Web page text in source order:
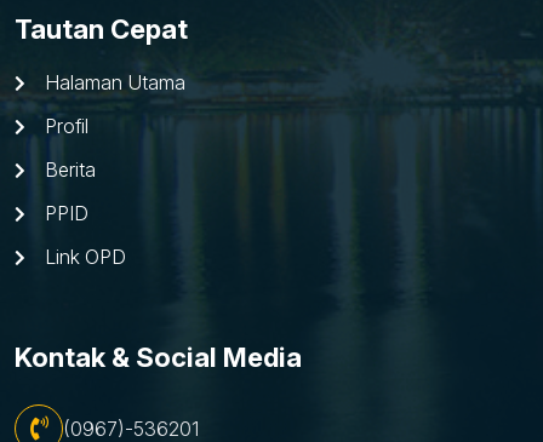
Tautan Cepat
Halaman Utama
Profil
Berita
PPID
Link OPD
Kontak & Social Media
(0967)-536201